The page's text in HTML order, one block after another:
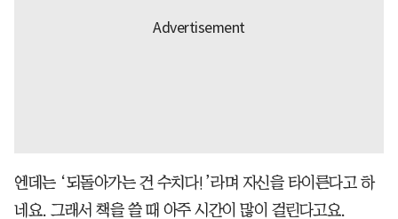
엔데는 ‘되돌아가는 건 수치다!’라며 자신을 타이른다고 하
네요. 그래서 책을 쓸 때 아주 시간이 많이 걸린다고요.